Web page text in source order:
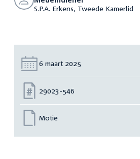
S.P.A. Erkens, Tweede Kamerlid
Datum:
6 maart 2025
Nummer:
29023-546
Motie